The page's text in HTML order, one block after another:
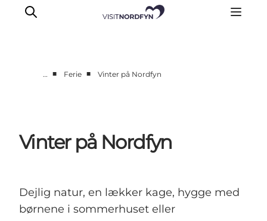
Spis og drik
Overnatning
For børn
… ■ Ferie ■ Vinter på Nordfyn
Vinter på Nordfyn
Dejlig natur, en lækker kage, hygge med
børnene i sommerhuset eller